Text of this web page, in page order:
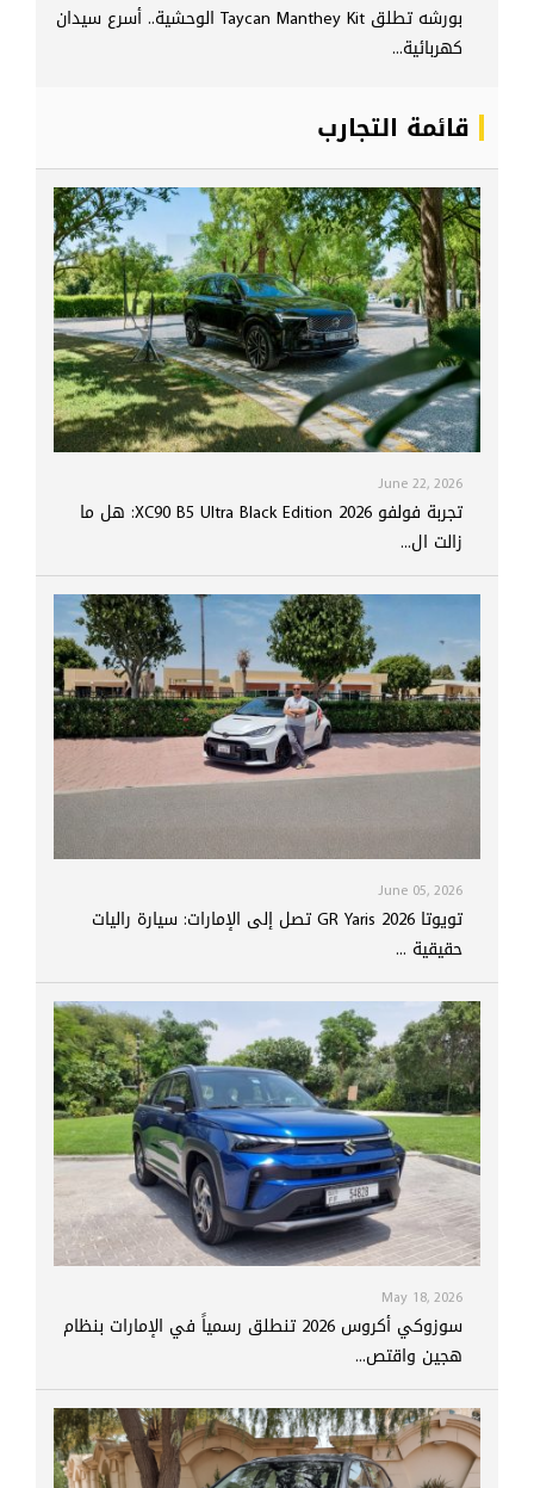
بورشه تطلق Taycan Manthey Kit الوحشية.. أسرع سيدان
كهربائية...
قائمة التجارب
June 22, 2026
تجربة فولفو XC90 B5 Ultra Black Edition 2026: هل ما
زالت ال...
June 05, 2026
تويوتا GR Yaris 2026 تصل إلى الإمارات: سيارة راليات
حقيقية ...
May 18, 2026
سوزوكي أكروس 2026 تنطلق رسمياً في الإمارات بنظام
هجين واقتص...